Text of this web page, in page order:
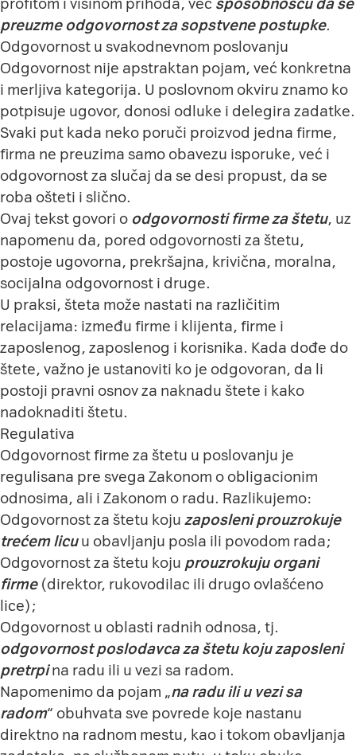
profitom i visinom prihoda, već sposobnošću da se
preuzme odgovornost za sopstvene postupke.
Odgovornost u svakodnevnom poslovanju
Odgovornost nije apstraktan pojam, već konkretna
i merljiva kategorija. U poslovnom okviru znamo ko
potpisuje ugovor, donosi odluke i delegira zadatke.
Svaki put kada neko poruči proizvod jedna firme,
firma ne preuzima samo obavezu isporuke, već i
odgovornost za slučaj da se desi propust, da se
roba ošteti i slično.
Ovaj tekst govori o odgovornosti firme za štetu, uz
napomenu da, pored odgovornosti za štetu,
postoje ugovorna, prekršajna, krivična, moralna,
socijalna odgovornost i druge.
U praksi, šteta može nastati na različitim
relacijama: između firme i klijenta, firme i
zaposlenog, zaposlenog i korisnika. Kada dođe do
štete, važno je ustanoviti ko je odgovoran, da li
postoji pravni osnov za naknadu štete i kako
nadoknaditi štetu.
Regulativa
Odgovornost firme za štetu u poslovanju je
regulisana pre svega Zakonom o obligacionim
odnosima, ali i Zakonom o radu. Razlikujemo:
Odgovornost za štetu koju zaposleni prouzrokuje
trećem licuu obavljanju posla ili povodom rada;
Odgovornost za štetu koju prouzrokuju organi
firme (direktor, rukovodilac ili drugo ovlašćeno
lice);
Odgovornost u oblasti radnih odnosa, tj.
odgovornost poslodavca za štetu koju zaposleni
pretrpina radu ili u vezi sa radom.
Napomenimo da pojam „na radu ili u vezi sa
radom“ obuhvata sve povrede koje nastanu
direktno na radnom mestu, kao i tokom obavljanja